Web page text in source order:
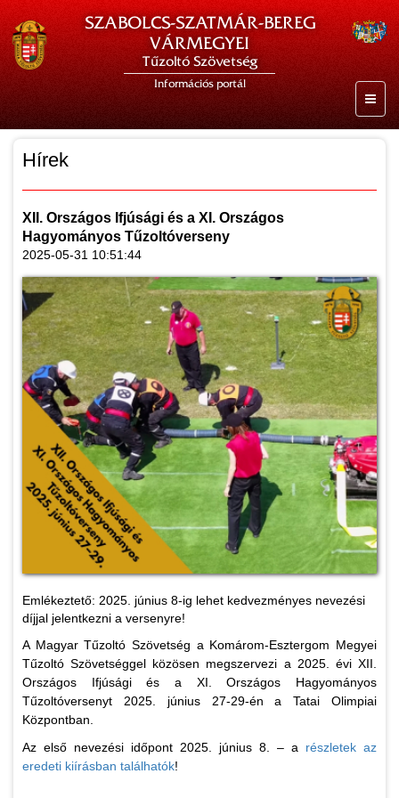
SZABOLCS-SZATMÁR-BEREG
VÁRMEGYEI
Tűzoltó Szövetség
Információs portál
Hírek
XII. Országos Ifjúsági és a XI. Országos
Hagyományos Tűzoltóverseny
2025-05-31 10:51:44
Emlékeztető: 2025. június 8-ig lehet kedvezményes nevezési
díjjal jelentkezni a versenyre!
A Magyar Tűzoltó Szövetség a Komárom-Esztergom Megyei
Tűzoltó Szövetséggel közösen megszervezi a 2025. évi XII.
Országos Ifjúsági és a XI. Országos Hagyományos
Tűzoltóversenyt 2025. június 27-29-én a Tatai Olimpiai
Központban.
Az első nevezési időpont 2025. június 8. – a részletek az
eredeti kiírásban találhatók!